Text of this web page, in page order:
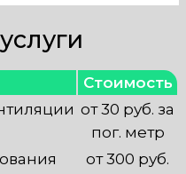
Стоимость
от 30 руб. за
пог. метр
от 300 руб.